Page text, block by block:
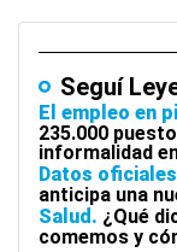
Seguí
El empleo en
235.000
informalidad
Datos oficiales
anticipa una
Salud
¿Qué
comemos y